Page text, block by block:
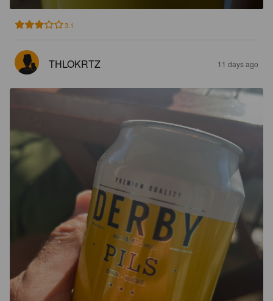
3.1
THLOKRTZ 11 days ago